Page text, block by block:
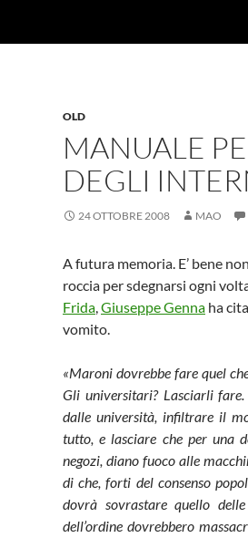
OLD
MANUALE
DEGLI
24 OTTOBRE 2008 MAO
A futura memoria. E’ bene
roccia per sdegnarsi ogni
Frida,Giuseppe Genna ha
vomito.
«Maroni dovrebbe fare quel
Gli universitari? Lasciarli
dalle università, infiltrare il
tutto, e lasciare che per una
negozi, diano fuoco alle
di che, forti del consenso
dovrà sovrastare quello
dell’ordine dovrebbero